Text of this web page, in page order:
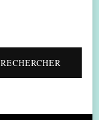
RECHERCHER